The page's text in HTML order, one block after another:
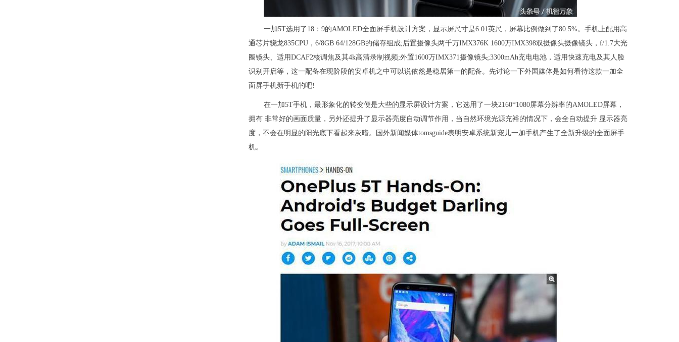
一加5T选用了18：9的AMOLED全面屏手机设计方案，显示屏尺寸是6.01英尺，屏幕比例做到了80.5%。手机上配用高
通芯片骁龙835CPU，6/8GB 64/128GB的储存组成;后置摄像头两千万IMX376K 1600万IMX398双摄像头摄像镜头，f/1.7大光
圈镜头、适用DCAF2核调焦及其4k高清录制视频;外置1600万IMX371摄像镜头;3300mAh充电电池，适用快速充电及其人脸
识别开启等，这一配备在现阶段的安卓机之中可以说依然是稳居第一的配备。先讨论一下外国媒体是如何看待这款一加全
面屏手机新手机的吧!
在一加5T手机，最形象化的转变便是大些的显示屏设计方案，它选用了一块2160*1080屏幕分辨率的AMOLED屏幕，
拥有 非常好的画面质量，另外还提升了显示器亮度自动调节作用，当自然环境光源充裕的情况下，会全自动提升 显示器亮
度，不会在明显的阳光底下看起来灰暗。国外新闻媒体tomsguide表明安卓系统新宠儿一加手机产生了全新升级的全面屏手
机。